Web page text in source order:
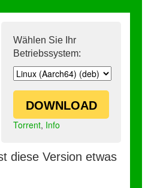
Wählen Sie Ihr
Betriebssystem:
DOWNLOAD
Torrent, Info
diese Version etwas